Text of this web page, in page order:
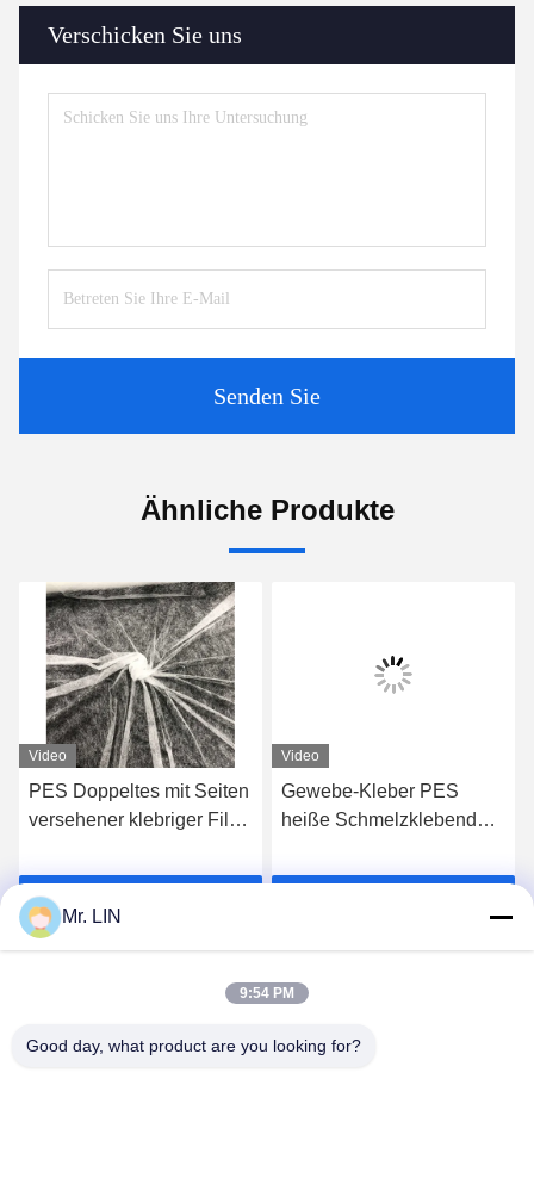
Verschicken Sie uns
Senden Sie
Ähnliche Produkte
Video
PES Doppeltes mit Seiten
versehener klebriger Film,
Schuh-Laminierung
PAs/TPU heiße Schmelz
Erhalten Sie besten Preis
Video
Gewebe-Kleber PES
heiße Schmelzklebendes
Polyäthylen-Film 23gsm
Mr. LIN
9:54 PM
Good day, what product are you looking for?